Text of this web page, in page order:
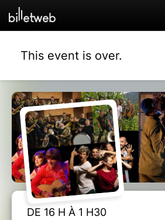
This event is over.
DE 16 H À 1 H30